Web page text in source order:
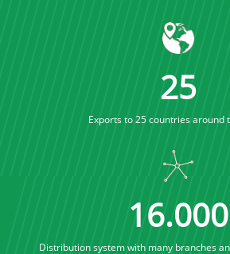
25
Exports to 25 countries around
16.000
Distribution system with many branches